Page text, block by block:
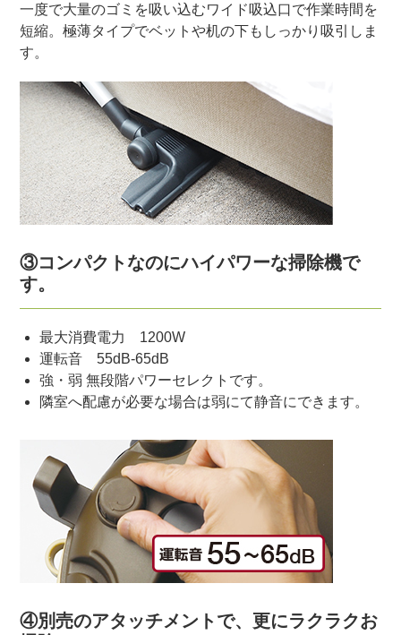
一度で大量のゴミを吸い込むワイド吸込口で作業時間を
短縮。極薄タイプでベットや机の下もしっかり吸引しま
す。
③コンパクトなのにハイパワーな掃除機で
す。
最大消費電力 1200W
運転音 55dB-65dB
強・弱 無段階パワーセレクトです。
隣室へ配慮が必要な場合は弱にて静音にできます。
④別売のアタッチメントで、更にラクラクお